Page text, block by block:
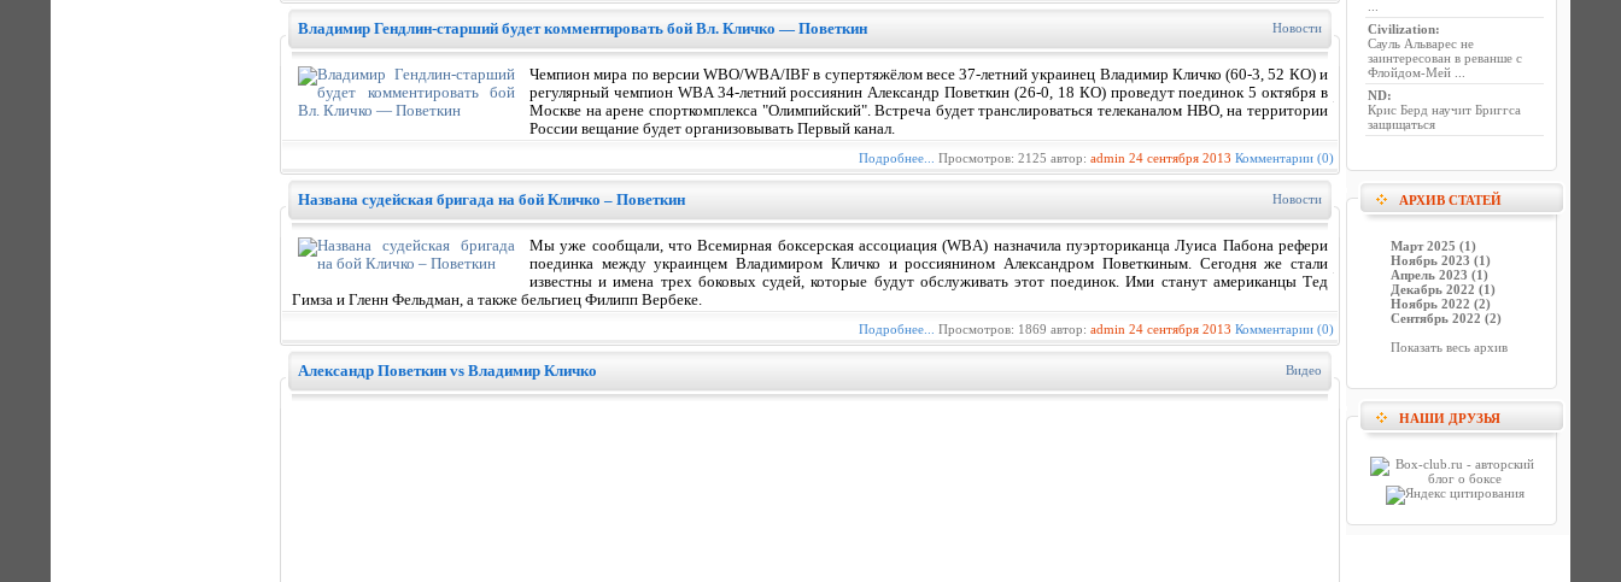
Владимир Гендлин-старший будет комментировать бой Вл. Кличко — Поветкин Новости
Чемпион мира по версии WBO/WBA/IBF в супертяжёлом весе 37-летний украинец Владимир Кличко (60-3, 52 КО) и
регулярный чемпион WBA 34-летний россиянин Александр Поветкин (26-0, 18 КО) проведут поединок 5 октября в
Москве на арене спорткомплекса "Олимпийский". Встреча будет транслироваться телеканалом HBO, на территории
России вещание будет организовывать Первый канал.
Подробнее... Просмотров: 2125 автор: admin 24 сентября 2013 Комментарии (0)
Названа судейская бригада на бой Кличко – Поветкин Новости
Мы уже сообщали, что Всемирная боксерская ассоциация (WBA) назначила пуэрториканца Луиса Пабона рефери
поединка между украинцем Владимиром Кличко и россиянином Александром Поветкиным. Сегодня же стали
известны и имена трех боковых судей, которые будут обслуживать этот поединок. Ими станут американцы Тед
Гимза и Гленн Фельдман, а также бельгиец Филипп Вербеке.
Подробнее... Просмотров: 1869 автор: admin 24 сентября 2013 Комментарии (0)
Александр Поветкин vs Владимир Кличко Видео
Civilization:
Сауль Альварес не
заинтересован в реванше с
Флойдом-Мей ...
ND:
Крис Берд научит Бриггса
защищаться
АРХИВ СТАТЕЙ
Март 2025 (1)
Ноябрь 2023 (1)
Апрель 2023 (1)
Декабрь 2022 (1)
Ноябрь 2022 (2)
Сентябрь 2022 (2)
Показать весь архив
НАШИ ДРУЗЬЯ